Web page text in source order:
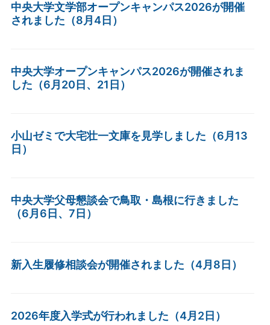
中央大学文学部オープンキャンパス2026が開催
されました（8月4日）
中央大学オープンキャンパス2026が開催されま
した（6月20日、21日）
小山ゼミで大宅壮一文庫を見学しました（6月13
日）
中央大学父母懇談会で鳥取・島根に行きました
（6月6日、7日）
新入生履修相談会が開催されました（4月8日）
2026年度入学式が行われました（4月2日）